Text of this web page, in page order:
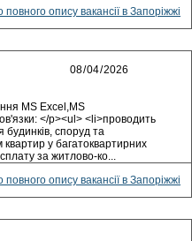
опису вакансії в Запоріжжі
MS Excel,MS
</p><ul> <li>проводить
споруд та
у багатоквартирних
за житлово-ко...
опису вакансії в Запоріжжі